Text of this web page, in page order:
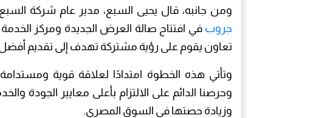
ومن جانبه، قال يحيى السبع، مدير عام شركة
جروب في افتتاح صالة العرض الجديدة ومركز
تعاون يقوم على رؤية مشتركة تهدف إلى تقديم أفضل
وتأتي هذه الخطوة امتدادًا لعلاقة قوية
وحرصنا الدائم على الالتزام بأعلى معايير الجودة
وزيادة حصتها في السوق المصري.